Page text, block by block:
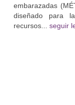
embarazadas
diseñado para
recursos... seguir